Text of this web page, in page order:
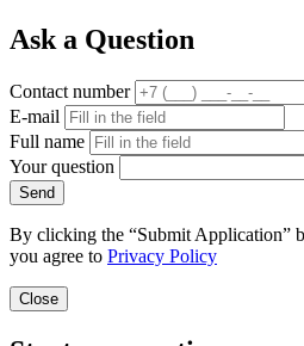
Ask a Question
Contact number
E-mail
Full name
Your question
Send
By clicking the “Submit Application”
you agree to Privacy Policy
Close